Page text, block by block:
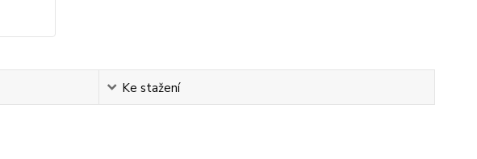
Ke stažení